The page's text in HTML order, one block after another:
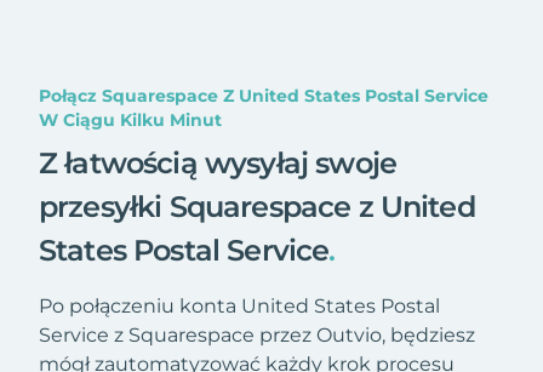
Połącz Squarespace Z United States Postal Service
W Ciągu Kilku Minut
Z łatwością wysyłaj swoje
przesyłki Squarespace z United
States Postal Service.
Po połączeniu konta United States Postal
Service z Squarespace przez Outvio, będziesz
mógł zautomatyzować każdy krok procesu